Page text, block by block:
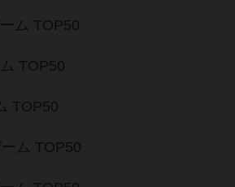
ム TOP50
TOP50
TOP50
ム TOP50